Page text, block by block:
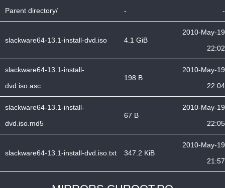
Parent directory/ - -
slackware64-13.1-install-dvd.iso 4.1 GiB
2010-May-19
22:02
slackware64-13.1-install-
dvd.iso.asc
198 B
2010-May-19
22:04
slackware64-13.1-install-
dvd.iso.md5
67 B
2010-May-19
22:05
slackware64-13.1-install-dvd.iso.txt 347.2 KiB
2010-May-19
21:57